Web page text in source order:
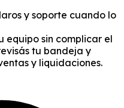
y soporte cuando lo
equipo sin complicar el
tu bandeja y
y liquidaciones.